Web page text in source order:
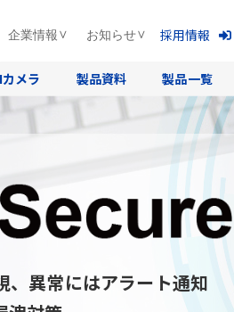
メラ 製品資料 製品一覧
企業情報 お知らせ 採用情報
、異常にはアラート通知